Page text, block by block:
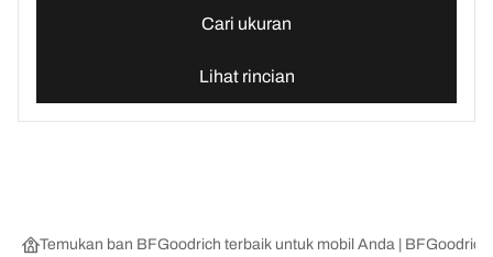
Cari ukuran
Lihat rincian
Temukan ban BFGoodrich terbaik untuk mobil Anda |